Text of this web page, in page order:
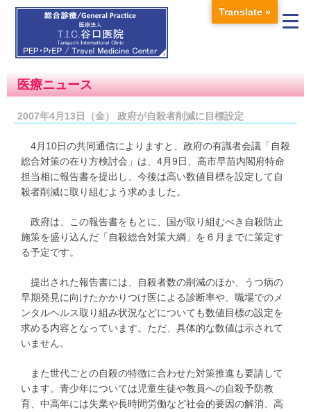
医療ニュース
2007年4月13日（金） 政府が自殺者削減に目標設定
4月10日の共同通信によりますと、政府の有識者会議「自殺
総合対策の在り方検討会」は、4月9日、高市早苗内閣府特命
担当相に報告書を提出し、今後は高い数値目標を設定して自
殺者削減に取り組むよう求めました。
政府は、この報告書をもとに、国が取り組むべき自殺防止
施策を盛り込んだ「自殺総合対策大綱」を６月までに策定す
る予定です。
提出された報告書には、自殺者数の削減のほか、うつ病の
早期発見に向けたかかりつけ医による診断率や、職場でのメ
ンタルヘルス取り組み状況などについても数値目標の設定を
求める内容となっています。ただ、具体的な数値は示されて
いません。
また世代ごとの自殺の特徴に合わせた対策推進も要請して
います。青少年については児童生徒や教員への自殺予防教
育、中高年には失業や長時間労働など社会的要因の解消、高
Translate »